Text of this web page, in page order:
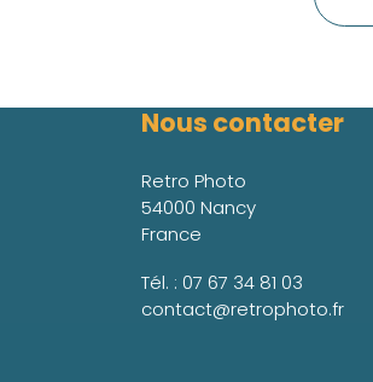
Nous contacter
Retro Photo
54000 Nancy
France
Tél. : 07 67 34 81 03
contact@retrophoto.fr